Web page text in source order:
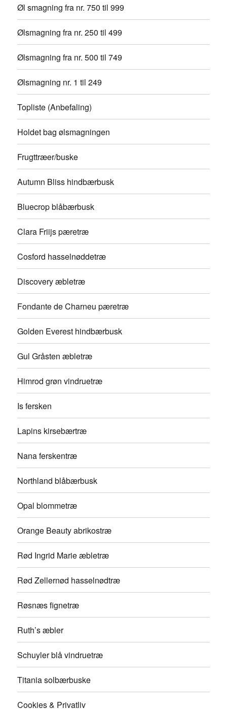
Øl smagning fra nr. 750 til 999
Ølsmagning fra nr. 250 til 499
Ølsmagning fra nr. 500 til 749
Ølsmagning nr. 1 til 249
Topliste (Anbefaling)
Holdet bag ølsmagningen
Frugttræer/buske
Autumn Bliss hindbærbusk
Bluecrop blåbærbusk
Clara Friijs pæretræ
Cosford hasselnøddetræ
Discovery æbletræ
Fondante de Charneu pæretræ
Golden Everest hindbærbusk
Gul Gråsten æbletræ
Himrod grøn vindruetræ
Is fersken
Lapins kirsebærtræ
Nana ferskentræ
Northland blåbærbusk
Opal blommetræ
Orange Beauty abrikostræ
Rød Ingrid Marie æbletræ
Rød Zellernød hasselnødtræ
Røsnæs fignetræ
Ruth’s æbler
Schuyler blå vindruetræ
Titania solbærbuske
Cookies & Privatliv